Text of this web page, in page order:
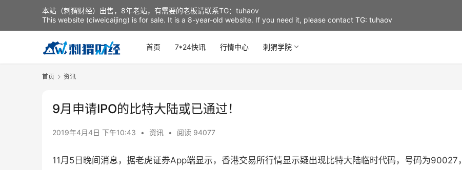
首页 7*24快讯 行情中心 刺猬学院
首页 资讯
9月申请IPO的比特大陆或已通过！
2019年4月4日 下午10:43 • 资讯 • 阅读 94077
11月5日晚间消息，据老虎证券App端显示，香港交易所行情显示疑出现比特大陆临时代码，号码为90027，
本站（刺猬财经）出售，8年老站，有需要的老板请联系TG：tuhaov
This website (ciweicaijing) is for sale. It is a 8-year-old website. If you need it, please contact TG: tuhaov